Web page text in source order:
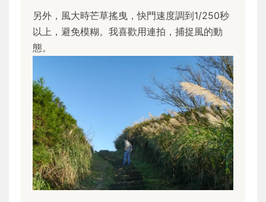
另外，風大時芒草搖曳，快門速度調到1/250秒
以上，避免模糊。我喜歡用連拍，捕捉風的動
態。